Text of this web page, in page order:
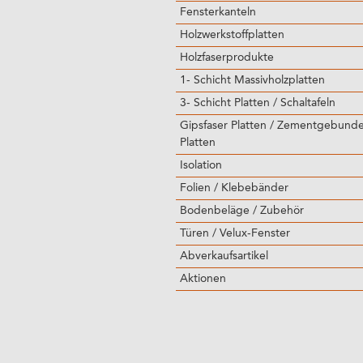
Fensterkanteln
Holzwerkstoffplatten
Holzfaserprodukte
1- Schicht Massivholzplatten
3- Schicht Platten / Schaltafeln
Gipsfaser Platten /
Platten
Isolation
Folien / Klebebänder
Bodenbeläge / Zubehör
Türen / Velux-Fenster
Abverkaufsartikel
Aktionen